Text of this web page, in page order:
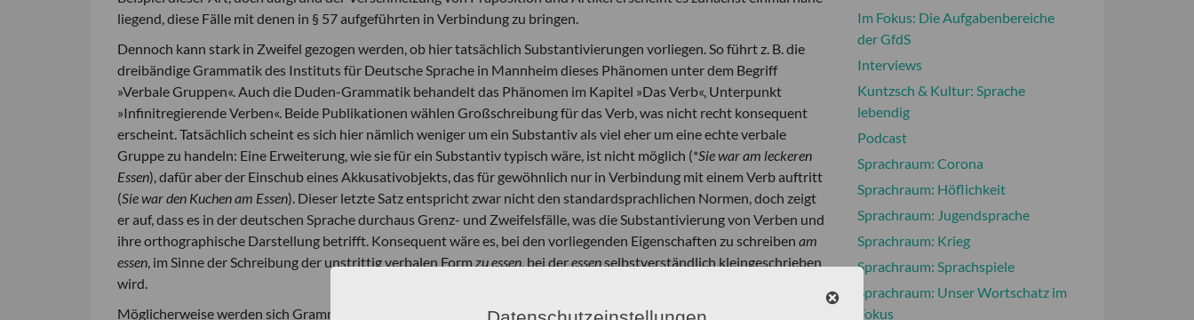
liegend, diese Fälle mit denen in § 57 aufgeführten in Verbindung zu bringen.
Dennoch kann stark in Zweifel gezogen werden, ob hier tatsächlich Substantivierungen vorliegen. So führt z. B. die
dreibändige Grammatik des Instituts für Deutsche Sprache in Mannheim dieses Phänomen unter dem Begriff
»Verbale Gruppen«. Auch die Duden-Grammatik behandelt das Phänomen im Kapitel »Das Verb«, Unterpunkt
»Infinitregierende Verben«. Beide Publikationen wählen Großschreibung für das Verb, was nicht recht konsequent
erscheint. Tatsächlich scheint es sich hier nämlich weniger um ein Substantiv als viel eher um eine echte verbale
Gruppe zu handeln: Eine Erweiterung, wie sie für ein Substantiv typisch wäre, ist nicht möglich (*Sie war am leckeren
Essen), dafür aber der Einschub eines Akkusativobjekts, das für gewöhnlich nur in Verbindung mit einem Verb auftritt
(Sie war den Kuchen am Essen). Dieser letzte Satz entspricht zwar nicht den standardsprachlichen Normen, doch zeigt
er auf, dass es in der deutschen Sprache durchaus Grenz- und Zweifelsfälle, was die Substantivierung von Verben und
ihre orthographische Darstellung betrifft. Konsequent wäre es, bei den vorliegenden Eigenschaften zu schreiben am
essen, im Sinne der Schreibung der unstrittig verbalen Form zu essen, bei deressenselbstverständlich kleingeschrieben
wird.
Möglicherweise werden sich Grammatiken der Standardsprache in naher Zukunft diesen Formen explizit widmen
Im Fokus: Die Aufgabenbereiche
der GfdS
Interviews
Kuntzsch & Kultur: Sprache
lebendig
Podcast
Sprachraum: Corona
Sprachraum: Höflichkeit
Sprachraum: Jugendsprache
Sprachraum: Krieg
Sprachraum: Sprachspiele
Sprachraum: Unser Wortschatz im
Fokus